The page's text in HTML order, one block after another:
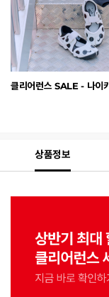
클리어런스 SALE - 나이키
상품정보